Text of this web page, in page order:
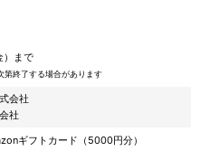
まで
第終了する場合があります
会社
社
ギフトカード（5000円分）